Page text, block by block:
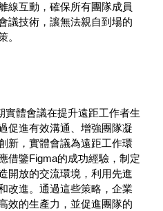
線互動，確保所有團隊成員
議技術，讓無法親自到場的
。
實體會議在提升遠距工作者生
促進有效溝通、增強團隊凝
新，實體會議為遠距工作環
借鑒Figma的成功經驗，制定
開放的交流環境，利用先進
改進。通過這些策略，企業
效的生產力，並促進團隊的